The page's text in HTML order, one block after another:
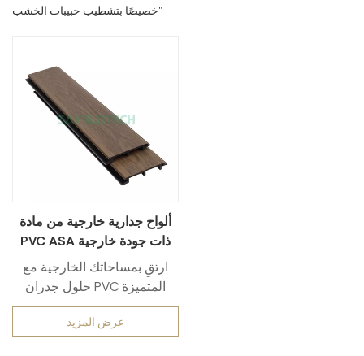
خصيصًا بتشطيب حبيبات الخشب"
ألواح جدارية خارجية من مادة
PVC ASA ذات جودة خارجية
فعالة من حيث التكلفة
ارتقِ بمساحاتك الخارجية مع
حلول جدران PVC المتميزة
لدينا، المصممة لتحقيق التوازن
بين الأناقة والعملية والقيمة
عرض المزيد